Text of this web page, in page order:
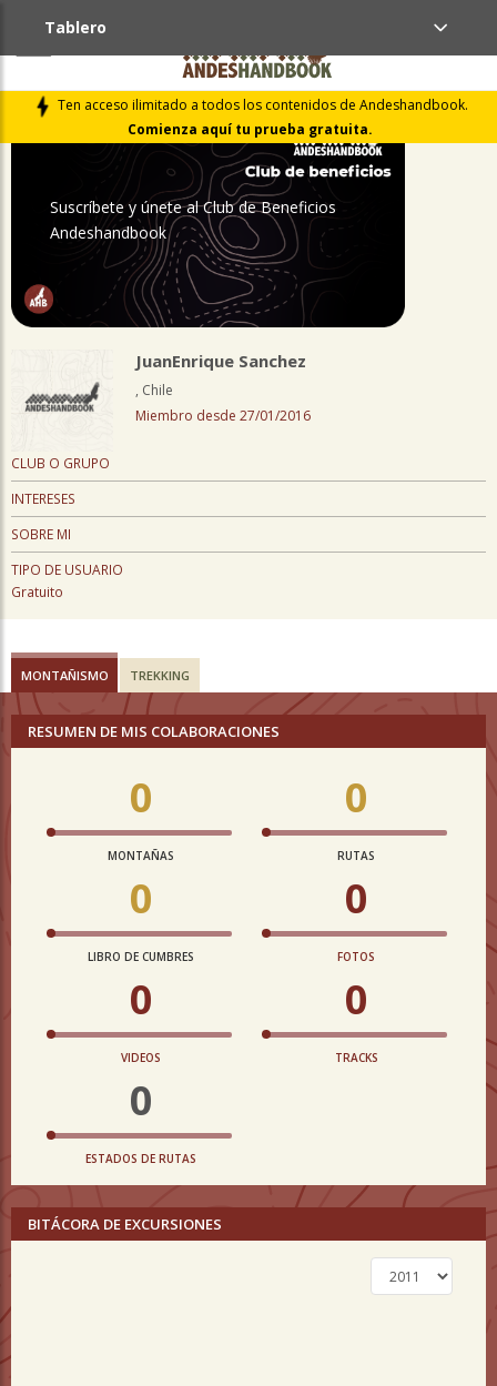
Ten acceso ilimitado a todos los contenidos de Andeshandbook.
Comienza aquí tu prueba gratuita.
Tablero
Suscríbete y únete al Club de Beneficios
Andeshandbook
JuanEnrique Sanchez
, Chile
Miembro desde 27/01/2016
CLUB O GRUPO
INTERESES
SOBRE MI
TIPO DE USUARIO
Gratuito
MONTAÑISMO TREKKING
RESUMEN DE MIS COLABORACIONES
0
MONTAÑAS
0
RUTAS
0
LIBRO DE CUMBRES
0
FOTOS
0
VIDEOS
0
TRACKS
0
ESTADOS DE RUTAS
BITÁCORA DE EXCURSIONES